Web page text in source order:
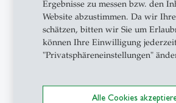
Ergebnisse zu messen bzw. den
Website abzustimmen. Da wir
schätzen, bitten wir Sie um
können Ihre Einwilligung
"Privatsphäreneinstellungen"
Alle Cookies